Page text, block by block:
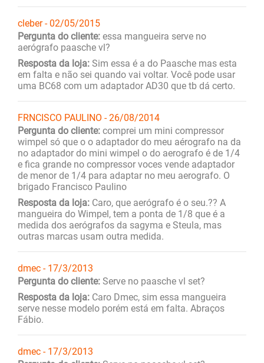
cleber - 02/05/2015
Pergunta do cliente: essa mangueira serve no
aerógrafo paasche vl?
Resposta da loja: Sim essa é a do Paasche mas esta
em falta e não sei quando vai voltar. Você pode usar
uma BC68 com um adaptador AD30 que tb dá certo.
FRNCISCO PAULINO - 26/08/2014
Pergunta do cliente: comprei um mini compressor
wimpel só que o o adaptador do meu aérografo na da
no adaptador do mini wimpel o do aerografo é de 1/4
e fica grande no compressor voces vende adaptador
de menor de 1/4 para adaptar no meu aerografo. O
brigado Francisco Paulino
Resposta da loja: Caro, que aerógrafo é o seu.?? A
mangueira do Wimpel, tem a ponta de 1/8 que é a
medida dos aerógrafos da sagyma e Steula, mas
outras marcas usam outra medida.
dmec - 17/3/2013
Pergunta do cliente: Serve no paasche vl set?
Resposta da loja: Caro Dmec, sim essa mangueira
serve nesse modelo porém está em falta. Abraços
Fábio.
dmec - 17/3/2013